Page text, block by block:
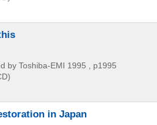
by Toshiba-EMI 1995 , p1995
in Japan